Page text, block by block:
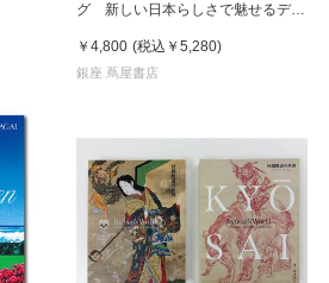
グ 新しい日本らしさで魅せるデザ
￥4,800 (税込 ￥5,280)
銀座 蔦屋書店